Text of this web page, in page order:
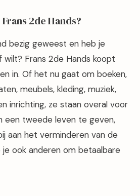
2de Hands?
bezig geweest en heb je
wilt? Frans 2de Hands koopt
in. Of het nu gaat om boeken,
meubels, kleding, muziek,
inrichting, ze staan overal voor
een tweede leven te geven,
aan het verminderen van de
je ook anderen om betaalbare